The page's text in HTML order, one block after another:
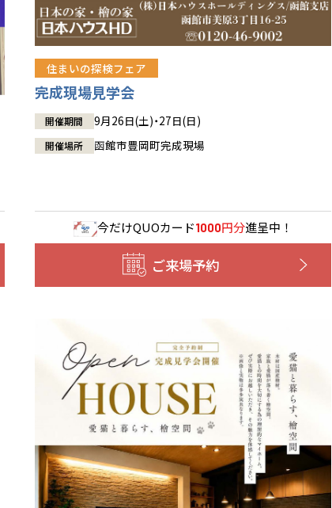
住まいの探検フェア
完成現場見学会
開催期間 9月26日(土)・27日(日)
開催場所 函館市豊岡町完成現場
今だけQUOカード1000円分進呈中！
ご来場予約